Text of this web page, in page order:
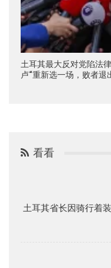
土耳其最大反对党陷法
卢“重新选一场，败者退
看看
土耳其省长因骑行着